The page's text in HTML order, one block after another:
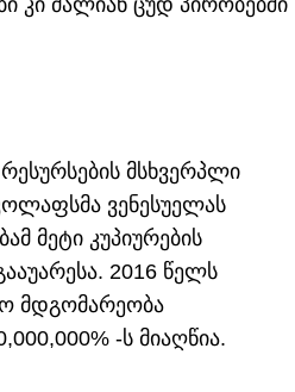
ძალიან ცუდ პირობებში
მსხვერპლი
ვენესუელას
მეტი კუპიურების
2016 წელს
მდგომარეობა
-ს მიაღწია.